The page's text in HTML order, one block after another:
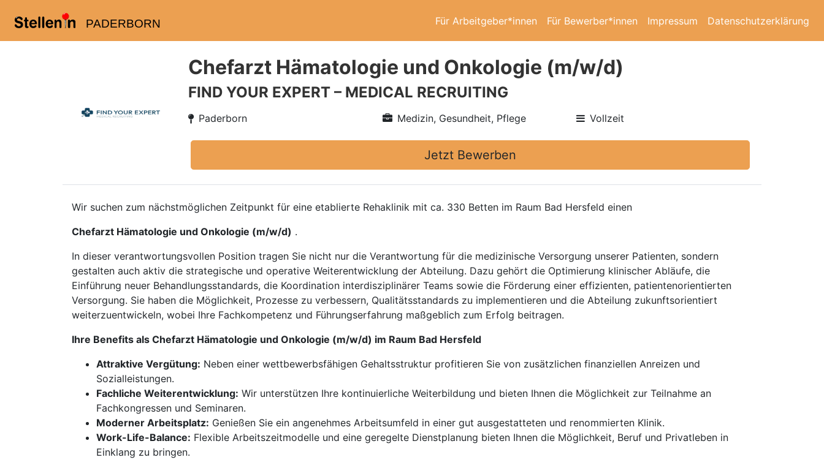
PADERBORN Für Arbeitgeber*innen Für Bewerber*innen Impressum Datenschutzerklärung
Chefarzt Hämatologie und Onkologie (m/w/d)
FIND YOUR EXPERT – MEDICAL RECRUITING
Paderborn Medizin, Gesundheit, Pflege Vollzeit
Jetzt Bewerben
Wir suchen zum nächstmöglichen Zeitpunkt für eine etablierte Rehaklinik mit ca. 330 Betten im Raum Bad Hersfeld einen
Chefarzt Hämatologie und Onkologie (m/w/d) .
In dieser verantwortungsvollen Position tragen Sie nicht nur die Verantwortung für die medizinische Versorgung unserer Patienten, sondern
gestalten auch aktiv die strategische und operative Weiterentwicklung der Abteilung. Dazu gehört die Optimierung klinischer Abläufe, die
Einführung neuer Behandlungsstandards, die Koordination interdisziplinärer Teams sowie die Förderung einer effizienten, patientenorientierten
Versorgung. Sie haben die Möglichkeit, Prozesse zu verbessern, Qualitätsstandards zu implementieren und die Abteilung zukunftsorientiert
weiterzuentwickeln, wobei Ihre Fachkompetenz und Führungserfahrung maßgeblich zum Erfolg beitragen.
Ihre Benefits als Chefarzt Hämatologie und Onkologie (m/w/d) im Raum Bad Hersfeld
Attraktive Vergütung: Neben einer wettbewerbsfähigen Gehaltsstruktur profitieren Sie von zusätzlichen finanziellen Anreizen und
Sozialleistungen.
Fachliche Weiterentwicklung: Wir unterstützen Ihre kontinuierliche Weiterbildung und bieten Ihnen die Möglichkeit zur Teilnahme an
Fachkongressen und Seminaren.
Moderner Arbeitsplatz: Genießen Sie ein angenehmes Arbeitsumfeld in einer gut ausgestatteten und renommierten Klinik.
Work-Life-Balance: Flexible Arbeitszeitmodelle und eine geregelte Dienstplanung bieten Ihnen die Möglichkeit, Beruf und Privatleben in
Einklang zu bringen.